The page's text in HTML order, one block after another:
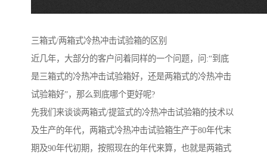
三箱式/两箱式冷热冲击试验箱的区别
近几年，大部分的客户问着同样的一个问题，问:“到底
是三箱式的冷热冲击试验箱好，还是两箱式的冷热冲击
试验箱好”，那么到底哪个更好呢?
先我们来谈谈两箱式/提篮式的冷热冲击试验箱的技术以
及生产的年代，两箱式冷热冲击试验箱生产于80年代末
期及90年代初期，按照现在的年代来算，也就是两箱式